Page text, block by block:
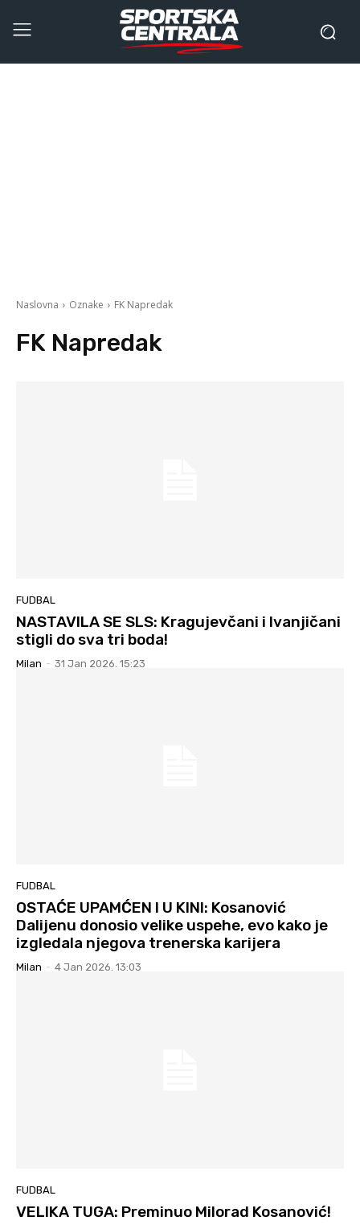
Naslovna Oznake FK Napredak
FK Napredak
FUDBAL
NASTAVILA SE SLS: Kragujevčani i Ivanjičani
stigli do sva tri boda!
Milan - 31 Jan 2026. 15:23
FUDBAL
OSTAĆE UPAMĆEN I U KINI: Kosanović
Dalijenu donosio velike uspehe, evo kako je
izgledala njegova trenerska karijera
Milan - 4 Jan 2026. 13:03
FUDBAL
VELIKA TUGA: Preminuo Milorad Kosanović!